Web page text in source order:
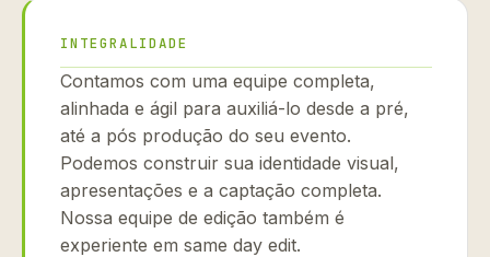
INTEGRALIDADE
Contamos com uma equipe completa,
alinhada e ágil para auxiliá-lo desde a pré,
até a pós produção do seu evento.
Podemos construir sua identidade visual,
apresentações e a captação completa.
Nossa equipe de edição também é
experiente em same day edit.